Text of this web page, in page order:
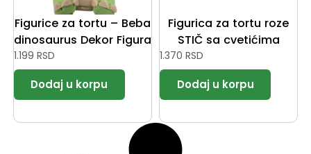
Figurice za tortu – Beba
dinosaurus Dekor Figura
1.199 RSD
Figurica za tortu roze
STIČ sa cvetićima
1.370 RSD